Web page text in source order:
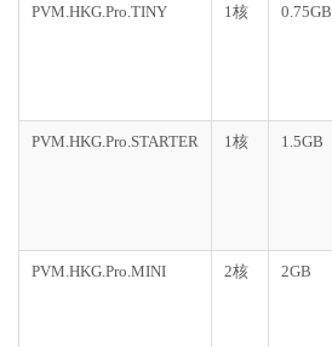
PVM.HKG.Pro.TINY 1核 0.75GB
PVM.HKG.Pro.STARTER 1核 1.5GB
PVM.HKG.Pro.MINI 2核 2GB